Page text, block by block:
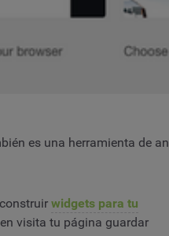
es una herramienta de
widgets para tu
visita tu página guardar